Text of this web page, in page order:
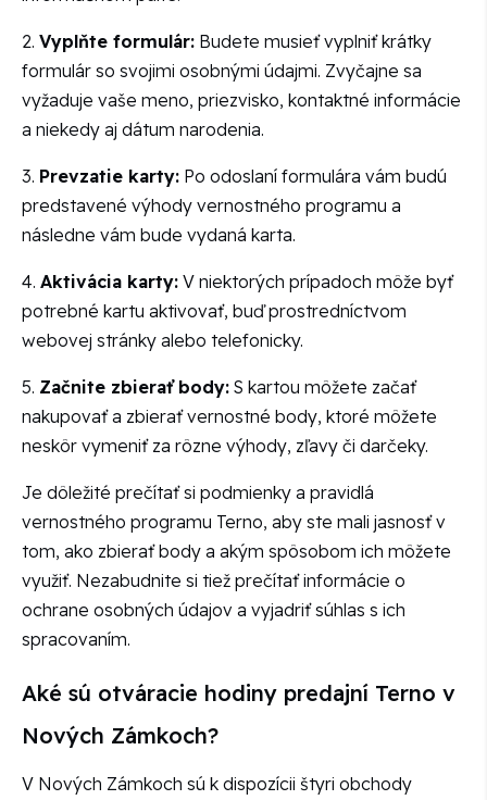
2. Vyplňte formulár: Budete musieť vyplniť krátky
formulár so svojimi osobnými údajmi. Zvyčajne sa
vyžaduje vaše meno, priezvisko, kontaktné informácie
a niekedy aj dátum narodenia.
3. Prevzatie karty: Po odoslaní formulára vám budú
predstavené výhody vernostného programu a
následne vám bude vydaná karta.
4. Aktivácia karty: V niektorých prípadoch môže byť
potrebné kartu aktivovať, buď prostredníctvom
webovej stránky alebo telefonicky.
5. Začnite zbierať body: S kartou môžete začať
nakupovať a zbierať vernostné body, ktoré môžete
neskôr vymeniť za rôzne výhody, zľavy či darčeky.
Je dôležité prečítať si podmienky a pravidlá
vernostného programu Terno, aby ste mali jasnosť v
tom, ako zbierať body a akým spôsobom ich môžete
využiť. Nezabudnite si tiež prečítať informácie o
ochrane osobných údajov a vyjadriť súhlas s ich
spracovaním.
Aké sú otváracie hodiny predajní Terno v
Nových Zámkoch?
V Nových Zámkoch sú k dispozícii štyri obchody